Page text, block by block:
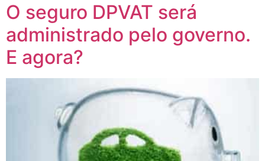
O seguro DPVAT será
administrado pelo governo.
E agora?